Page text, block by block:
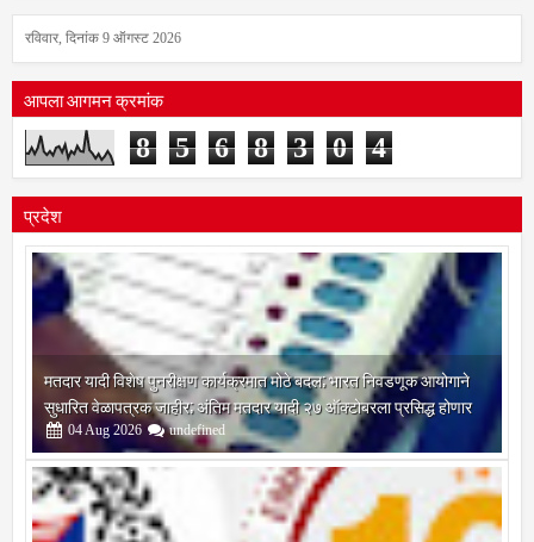
रविवार, दिनांक 9 ऑगस्ट 2026
आपला आगमन क्रमांक
8 5 6 8 3 0 4
प्रदेश
मतदार यादी विशेष पुनरीक्षण कार्यक्रमात मोठे बदल; भारत निवडणूक आयोगाने
सुधारित वेळापत्रक जाहीर; अंतिम मतदार यादी २७ ऑक्टोबरला प्रसिद्ध होणार
04Aug 2026 undefined